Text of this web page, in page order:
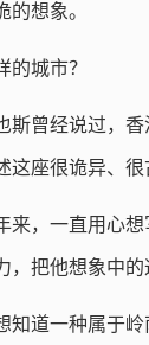
想象。
城市？
曾经说过，
座很诡异、
来，一直用心
把他想象中
知道一种属于